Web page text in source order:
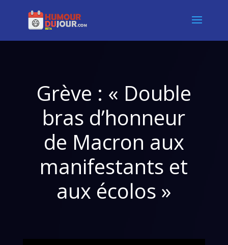
Grève : « Double
bras d’honneur
de Macron aux
manifestants et
aux écolos »